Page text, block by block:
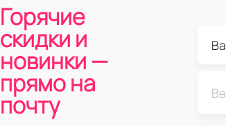
Горячие
скидки и
новинки —
прямо на
почту